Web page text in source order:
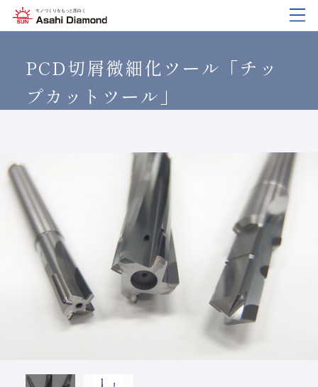
企業情報
ご挨拶
沿⾰
活動拠点
ダイヤの輪
会社概要
役員紹介
製品紹介
工具の種類から探す
加工方法から探す
ワークから探す
製品検索
技術情報
CBN工具の基礎知識
教えて！研削工具
トラブルシューティング
ご使用上の注意
各製品の安全な取扱いについて
研究開発
対外発表一覧
イノベーションストーリー
サステナビリティ
サステナビリティポリシー
コーポレート・ガバナンス
マテリアリティ
リスクマネジメント（BCM）
品質への取り組み
環境への取り組み
人材育成
IR情報
株式に関する諸手続き
財務ハイライト
メッセージ
IRカレンダー
ディスクロージャーポリシー
PCD切屑微細化ツール「チッ
プカットツール」